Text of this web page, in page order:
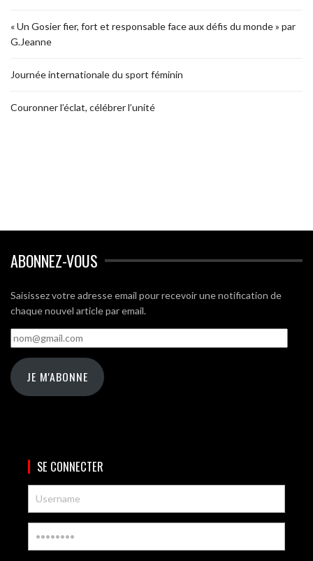
« Un Gosier fier, fort et responsable face aux défis du monde » par
G.Jeanne
Journée internationale du sport féminin
Couronner l’éclat, célébrer l’unité
ABONNEZ-VOUS
Saisissez votre adresse email pour recevoir une notification de
chaque nouvel article par email.
nom@gmail.com
JE M'ABONNE
SE CONNECTER